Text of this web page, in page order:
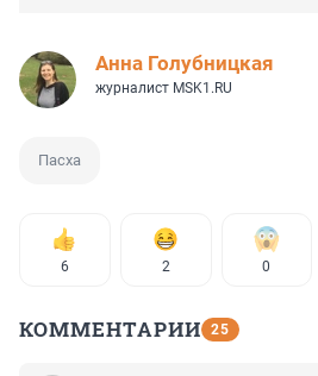
Анна Голубницкая
журналист MSK1.RU
Пасха
6 2 0
КОММЕНТАРИИ 25